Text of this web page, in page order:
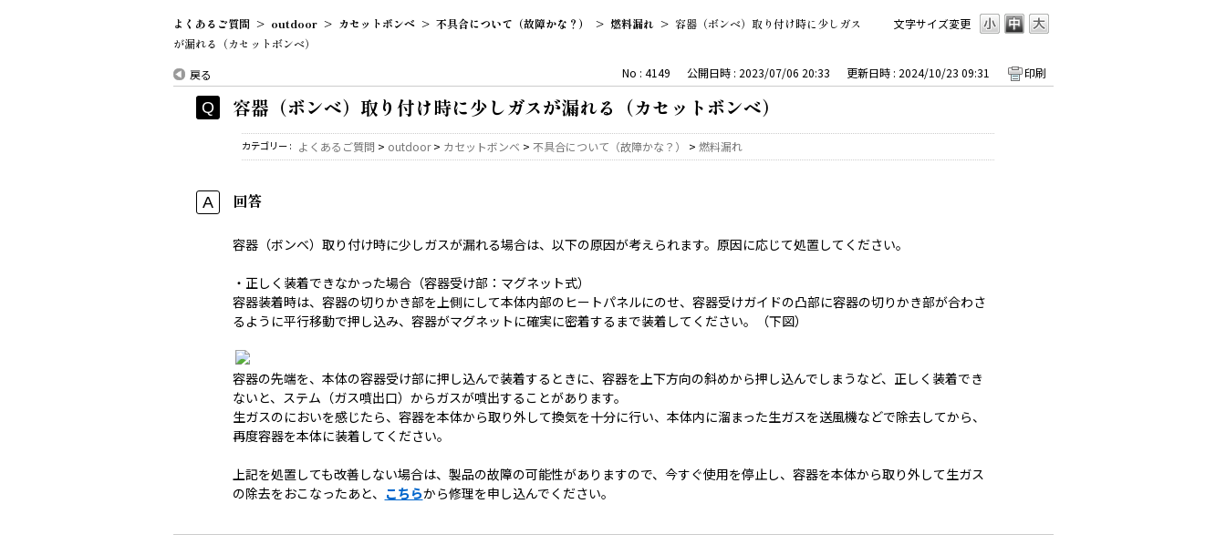
文字サイズ変更
よくあるご質問 > outdoor > カセットボンベ > 不具合について（故障かな？） > 燃料漏れ > 容器（ボンベ）取り付け時に少しガス
が漏れる（カセットボンベ）
戻る
No : 4149 公開日時 : 2023/07/06 20:33 更新日時 : 2024/10/23 09:31 印刷
容器（ボンベ）取り付け時に少しガスが漏れる（カセットボンベ）
カテゴリー : よくあるご質問 > outdoor> カセットボンベ > 不具合について（故障かな？） > 燃料漏れ
回答
容器（ボンベ）取り付け時に少しガスが漏れる場合は、以下の原因が考えられます。原因に応じて処置してください。
・正しく装着できなかった場合（容器受け部：マグネット式）
容器装着時は、容器の切りかき部を上側にして本体内部のヒートパネルにのせ、容器受けガイドの凸部に容器の切りかき部が合わさ
るように平行移動で押し込み、容器がマグネットに確実に密着するまで装着してください。（下図）
容器の先端を、本体の容器受け部に押し込んで装着するときに、容器を上下方向の斜めから押し込んでしまうなど、正しく装着でき
ないと、ステム（ガス噴出口）からガスが噴出することがあります。
生ガスのにおいを感じたら、容器を本体から取り外して換気を十分に行い、本体内に溜まった生ガスを送風機などで除去してから、
再度容器を本体に装着してください。
上記を処置しても改善しない場合は、製品の故障の可能性がありますので、今すぐ使用を停止し、容器を本体から取り外して生ガス
の除去をおこなったあと、 こちらから修理を申し込んでください。